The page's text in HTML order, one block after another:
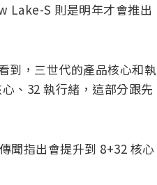
Lake-S 則是明年才會推出
到，三世代的產品核心和執
、32 執行緒，這部分跟先
聞指出會提升到 8+32 核心